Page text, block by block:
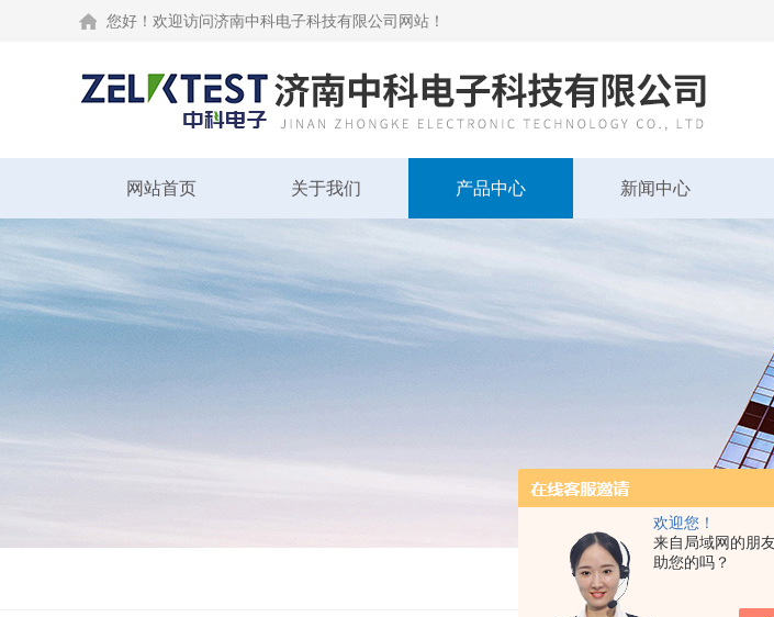
欢迎您！
来自局域网的朋
助您的吗？
您好！欢迎访问济南中科电子科技有限公司网站！
网站首页 关于我们 产品中心 新闻中心